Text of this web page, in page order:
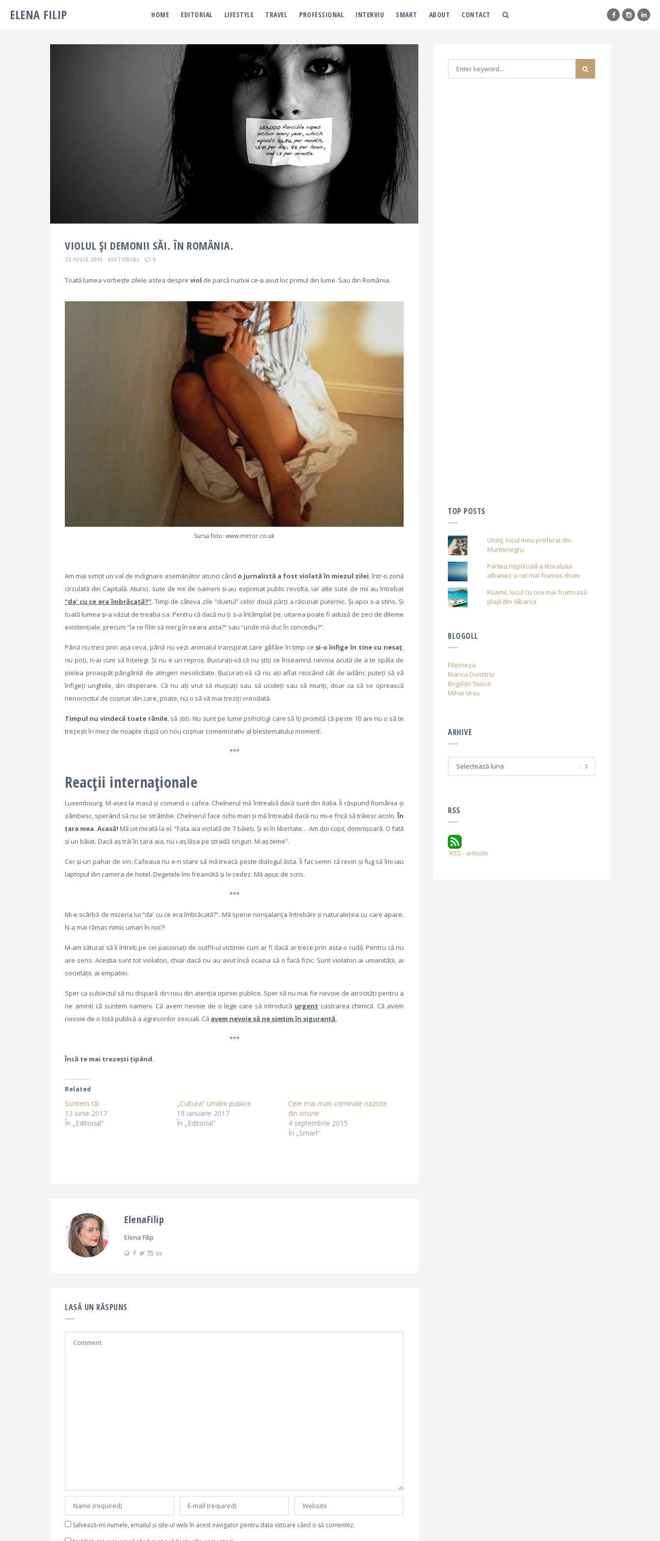
ELENA FILIP HOME EDITORIAL LIFESTYLE TRAVEL PROFESSIONAL INTERVIU SMART ABOUT CONTACT
VIOLUL ŞI DEMONII SĂI. ÎN ROMÂNIA.
23 IULIE 2015 EDITORIAL 0
Toată lumea vorbeşte zilele astea despre viol de parcă numai ce-a avut loc primul din lume. Sau din România.
Sursa foto: www.mirror.co.uk
Am mai simţit un val de indignare asemănător atunci când o jurnalistă a fost violată în miezul zilei, într-o zonă
circulată din Capitală. Atunci, sute de mii de oameni şi-au exprimat public revolta, iar alte sute de mii au întrebat
“da’ cu ce era îmbrăcată?”. Timp de câteva zile “duetul” celor două părţi a răsunat puternic. Şi-apoi s-a stins. Şi
toată lumea şi-a văzut de treaba sa. Pentru că dacă nu ţi s-a întâmplat ţie, uitarea poate fi adusă de zeci de dileme
existenţiale, precum “la ce film să merg în seara asta?” sau “unde mă duc în concediu?”.
Până nu treci prin aşa ceva, până nu vezi animalul transpirat care gâfâie în timp ce şi-o înfige în tine cu nesaţ,
nu poţi, n-ai cum să înţelegi. Şi nu e un reproş. Bucuraţi-vă că nu ştiţi ce înseamnă nevoia acută de a te spăla de
pielea proaspăt pângărită de atingeri nesolicitate. Bucuraţi-vă că nu aţi aflat nicicând cât de adânc puteţi să vă
înfigeţi unghiile, din disperare. Că nu aţi vrut să muşcaţi sau să ucideţi sau să muriţi, doar ca să se oprească
nenorocitul de coşmar din care, poate, nu o să vă mai treziţi vreodată.
Timpul nu vindecă toate rănile, să ştiţi. Nu sunt pe lume psihologi care să îţi promită că peste 10 ani nu o să te
trezeşti în miez de noapte după un nou coşmar comemorativ al blestematului moment.
***
Reacții internaționale
Luxembourg. M-aşez la masă şi comand o cafea. Chelnerul mă întreabă dacă sunt din Italia. Îi răspund România şi
zâmbesc, sperând să nu se strâmbe. Chelnerul face ochii mari şi mă întreabă dacă nu mi-e frică să trăiesc acolo.În
ţara mea. Acasă! Mă uit mirată la el. “Fata aia violată de 7 băieţi. Şi ei în libertate… Am doi copii, domnişoară. O fată
şi un băiat. Dacă aş trăi în ţara aia, nu i-aş lăsa pe stradă singuri. M-aş teme”.
Cer şi-un pahar de vin. Cafeaua nu e-n stare să mă treacă peste dialogul ăsta. Îi fac semn că revin şi fug să îmi iau
laptopul din camera de hotel. Degetele îmi freamătă şi le cedez. Mă apuc de scris.
***
Mi-e scârbă de mizeria lui “da’ cu ce era îmbrăcată?”. Mă sperie nonşalanţa întrebării şi naturaleţea cu care apare.
N-a mai rămas nimic uman în noi?!
M-am săturat să îi întreb pe cei pasionaţi de outfit-ul victimei cum ar fi dacă ar trece prin asta o rudă. Pentru că nu
are sens. Aceştia sunt tot violatori, chiar dacă nu au avut încă ocazia să o facă fizic. Sunt violatori ai umanităţii, ai
societăţii, ai empatiei.
Sper ca subiectul să nu dispară din nou din atenţia opiniei publice. Sper să nu mai fie nevoie de atrocităţi pentru a
ne aminti că suntem oameni. Că avem nevoie de o lege care să introducă urgent castrarea chimică. Că avem
nevoie de o listă publică a agresorilor sexuali. Că avem nevoie să ne simţim în siguranţă.
***
Încă te mai trezeşti ţipând.
Related
Suntem răi
12 iunie 2017
În „Editorial”
„Cultura” umilirii publice
18 ianuarie 2017
În „Editorial”
Cele mai mari criminale naziste
din istorie
4 septembrie 2015
În „Smart”
ElenaFilip
Elena Filip
LASĂ UN RĂSPUNS
Salvează-mi numele, emailul și site-ul web în acest navigator pentru data viitoare când o să comentez.
TOP POSTS
Ulcinj, locul meu preferat din
Muntenegru
Partea neplăcută a litoralului
albanez și cel mai frumos drum
Ksamil, locul cu cea mai frumoasă
plajă din Albania
BLOGOLL
Filipineza
Bianca Dumitriu
Bogdan Stoica
Mihai Ursu
ARHIVE
RSS
RSS - articole